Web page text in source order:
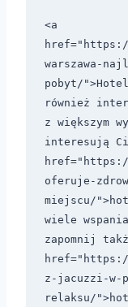
<a
warszawa-
pobyt/
również
z większym
interesują
oferuje-
miejscu/
wiele
zapomnij
z-jacuzzi-w-
relaksu/